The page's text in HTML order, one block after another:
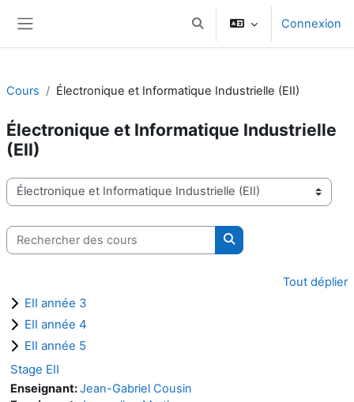
Activer/désactiver la saisie
Connexion
Cours Électronique et Informatique Industrielle (EII)
Électronique et Informatique Industrielle
(EII)
Catégories de cours
Rechercher des cours
Rechercher des cours
Tout déplier
EII année 3
EII année 4
EII année 5
Stage EII
Enseignant:Jean-Gabriel Cousin